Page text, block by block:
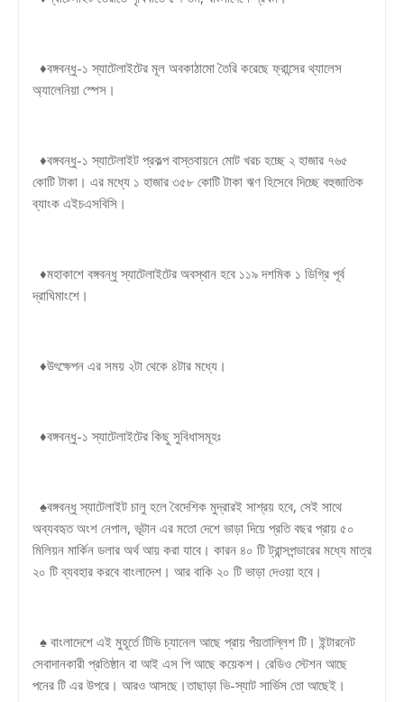
♦বঙ্গবন্ধু-১ স্যাটেলাইটের মূল অবকাঠামো তৈরি করেছে ফ্রান্সের থ্যালেস
অ্যালেনিয়া স্পেস।
♦বঙ্গবন্ধু-১ স্যাটেলাইট প্রকল্প বাস্তবায়নে মোট খরচ হচ্ছে ২ হাজার ৭৬৫
কোটি টাকা। এর মধ্যে ১ হাজার ৩৫৮ কোটি টাকা ঋণ হিসেবে দিচ্ছে বহুজাতিক
ব্যাংক এইচএসবিসি।
♦মহাকাশে বঙ্গবন্ধু স্যাটেলাইটের অবস্থান হবে ১১৯ দশমিক ১ ডিগ্রি পূর্ব
দ্রাঘিমাংশে।
♦উৎক্ষেপন এর সময় ২টা থেকে ৪টার মধ্যে।
♦বঙ্গবন্ধু-১ স্যাটেলাইটের কিছু সুবিধাসমূহঃ
♠বঙ্গবন্ধু স্যাটেলাইট চালু হলে বৈদেশিক মুদ্রারই সাশ্রয় হবে, সেই সাথে
অব্যবহৃত অংশ নেপাল, ভূটান এর মতো দেশে ভাড়া দিয়ে প্রতি বছর প্রায় ৫০
মিলিয়ন মার্কিন ডলার অর্থ আয় করা যাবে। কারন ৪০ টি ট্রান্সপন্ডারের মধ্যে মাত্র
২০ টি ব্যবহার করবে বাংলাদেশ। আর বাকি ২০ টি ভাড়া দেওয়া হবে।
♠ বাংলাদেশে এই মুহূর্তে টিভি চ্যানেল আছে প্রায় পঁয়তাল্লিশ টি। ইন্টারনেট
সেবাদানকারী প্রতিষ্ঠান বা আই এস পি আছে কয়েকশ। রেডিও স্টেশন আছে
পনের টি এর উপরে। আরও আসছে।তাছাড়া ভি-স্যাট সার্ভিস তো আছেই।